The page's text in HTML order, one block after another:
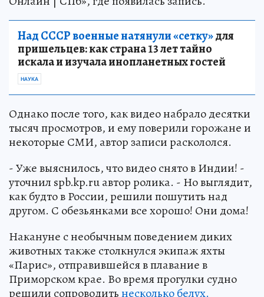
Над СССР военные натянули «сетку»для
пришельцев: как страна 13 лет тайно
искала и изучала инопланетных гостей
НАУКА
Однако после того, как видео набрало десятки
тысяч просмотров, и ему поверили горожане и
некоторые СМИ, автор записи раскололся.
- Уже выяснилось, что видео снято в Индии! -
уточнил spb.kp.ru автор ролика. - Но выглядит,
как будто в России, решили пошутить над
другом. С обезьянками все хорошо! Они дома!
Накануне с необычным поведением диких
животных также столкнулся экипаж яхты
«Парис», отправившейся в плавание в
Приморском крае. Во время прогулки судно
решили сопроводитьнесколько белух.